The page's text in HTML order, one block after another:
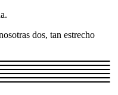
dos, tan estrecho